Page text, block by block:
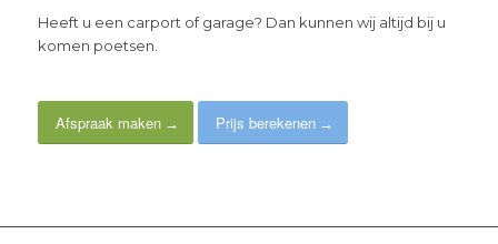
Heeft u een carport of garage? Dan kunnen wij altijd bij u
komen poetsen.
Afspraak maken Prijs berekenen